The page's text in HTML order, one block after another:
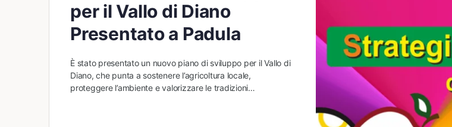
per il Vallo di Diano
Presentato a Padula
È stato presentato un nuovo piano di sviluppo per il Vallo di
Diano, che punta a sostenere l’agricoltura locale,
proteggere l’ambiente e valorizzare le tradizioni…